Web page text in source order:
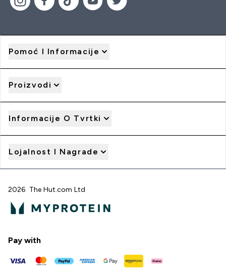
Pomoć I Informacije
Proizvodi
Informacije O Tvrtki
Lojalnost I Nagrade
2026 The Hut.com Ltd
Pay with